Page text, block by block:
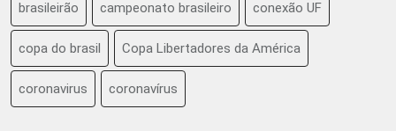
brasileirão campeonato brasileiro conexão UF
copa do brasil Copa Libertadores da América
coronavirus coronavírus